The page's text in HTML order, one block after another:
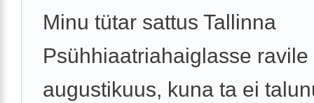
Minu tütar sattus Tallinna
Psühhiaatriahaiglasse ravile
augustikuus, kuna ta ei